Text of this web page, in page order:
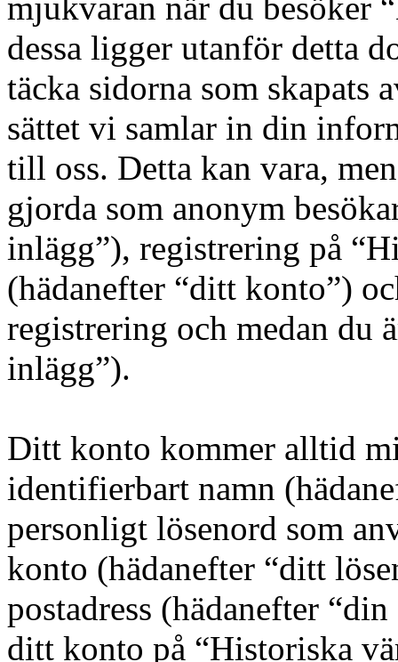
mjukvaran när du besöker
dessa ligger utanför detta
täcka sidorna som skapats
sättet vi samlar in din
till oss. Detta kan vara,
gjorda som anonym
inlägg”), registrering på
(hädanefter “ditt konto”)
registrering och medan du
inlägg”).
Ditt konto kommer alltid
identifierbart namn
personligt lösenord som
konto (hädanefter “ditt
postadress (hädanefter
ditt konto på “Historiska